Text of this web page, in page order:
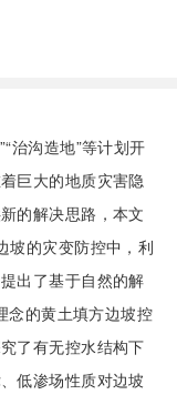
治沟造地”等计划开
巨大的地质灾害隐
的解决思路，本文
坡的灾变防控中，利
出了基于自然的解
的黄土填方边坡控
了有无控水结构下
低渗场性质对边坡